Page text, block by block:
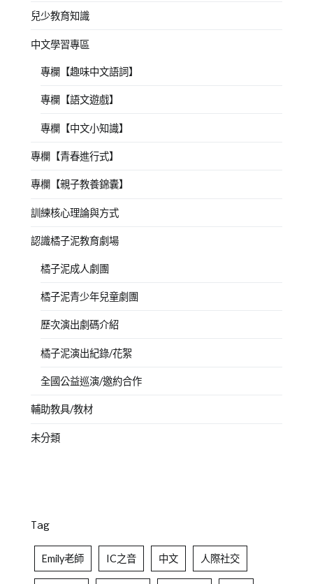
兒少教育知識
中文學習專區
專欄【趣味中文語詞】
專欄【語文遊戲】
專欄【中文小知識】
專欄【青春進行式】
專欄【親子教養錦囊】
訓練核心理論與方式
認識橘子泥教育劇場
橘子泥成人劇團
橘子泥青少年兒童劇團
歷次演出劇碼介紹
橘子泥演出紀錄/花絮
全國公益巡演/邀約合作
輔助教具/教材
未分類
Tag
Emily老師 IC之音 中文 人際社交